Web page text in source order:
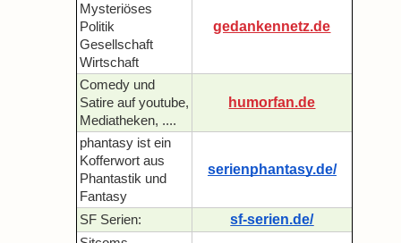
Mysteriöses
Politik
Gesellschaft
Wirtschaft
gedankennetz.de
Comedy und
Satire auf youtube,
Mediatheken, ....
humorfan.de
phantasy ist ein
Kofferwort aus
Phantastik und
Fantasy
serienphantasy.de/
SF Serien: sf-serien.de/